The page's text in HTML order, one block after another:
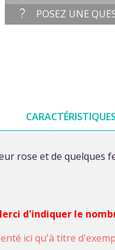
POSEZ UNE
rose et de quelques
d'indiquer le
ici qu'à titre